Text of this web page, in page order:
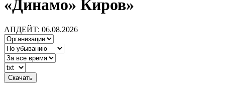
«Динамо» Киров»
АПДЕЙТ: 06.08.2026